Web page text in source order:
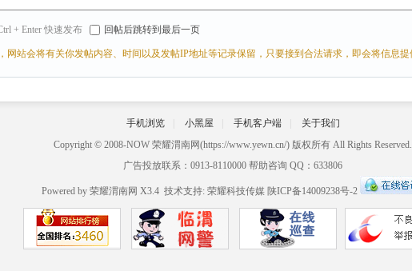
+ Enter 快速发布 回帖后跳转到最后一页
网站会将有关你发帖内容、时间以及发帖IP地址等记录保留，只要接到合法请求，即会将信息
手机浏览 小黑屋 手机客户端
关于我们
Copyright © 2008-NOW 荣耀渭南网(https://www.yewn.cn/) 版权所有 All Rights Reserved.
广告投放联系：0913-8110000 帮助咨询 QQ：633806
Powered by 荣耀渭南网 X3.4 技术支持: 荣耀科技传媒 陕ICP备14009238号-2